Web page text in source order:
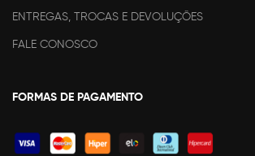
ENTREGAS, TROCAS E DEVOLUÇÕES
FALE CONOSCO
FORMAS DE PAGAMENTO